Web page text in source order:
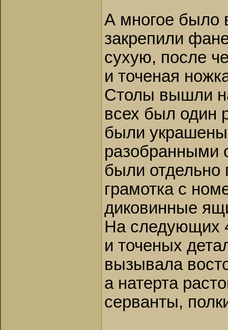
А многое было
закрепили
сухую, после
и точеная
Столы вышли
всех был один
были украшены
разобранными
были отдельно
грамотка с
диковинные
На следующих
и точеных
вызывала
а натерта
серванты,